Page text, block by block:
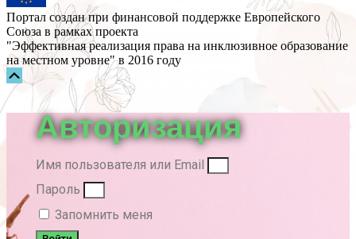
Портал создан при финансовой поддержке Европейского
Союза в рамках проекта
"Эффективная реализация права на инклюзивное образование
на местном уровне" в 2016 году
Прокрутка
вверх
Авторизация
Имя пользователя или Email
Пароль
Запомнить меня